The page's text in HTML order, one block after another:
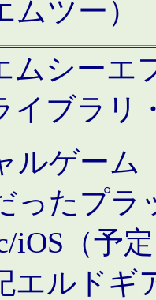
ムツー）
ムシーエ
イブラリ
ルゲーム
ったプラ
iOS（予
エルドギ